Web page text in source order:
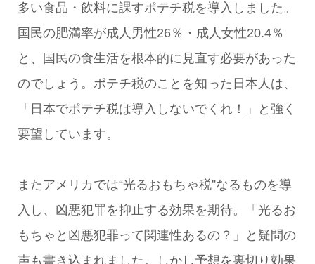
多い食品・飲料に課すポテチ税を導入しました。
国民の肥満率が成人男性26％・成人女性20.4％
と、国民の食生活を根本的に見直す必要があった
のでしょう。ポテチ税のことを知った日本人は、
「日本でポテチ税は導入しないでくれ！」と強く
要望しています。
またアメリカでは“光るおもちゃ税”なるものを導
入し、凶悪犯罪を抑止する効果を期待。「光るお
もちゃと凶悪犯罪って関連性あるの？」と疑問の
声も書き込まれました。しかし予想を裏切り効果